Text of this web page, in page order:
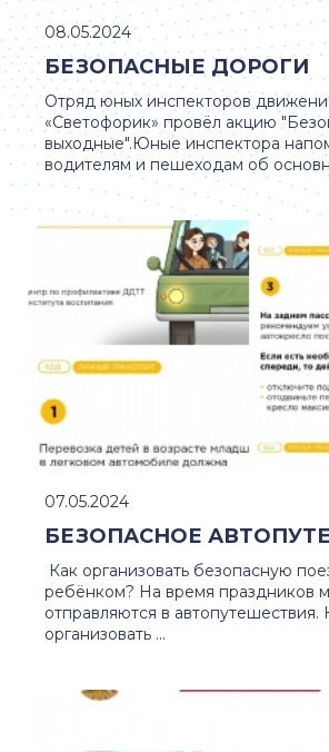
Отряд юных инспекторов
«Светофорик» провёл акцию
выходные".Юные инспектора
водителям и пешеходам об
БЕЗОПАСНЫЕ ДОРОГИ
08.05.2024
Как организовать безопасную
ребёнком? На время праздников
отправляются в автопутешествия.
организовать ...
БЕЗОПАСНОЕ
07.05.2024